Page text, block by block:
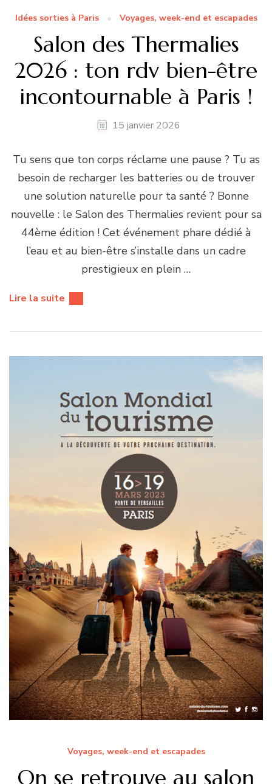
Idées sorties à Paris Voyages, week-end et escapades
Salon des Thermalies
2026 : ton rdv bien-être
incontournable à Paris !
15 janvier 2026
Tu sens que ton corps réclame une pause ? Tu as
besoin de recharger les batteries ou de trouver
une solution naturelle pour ta santé ? Bonne
nouvelle : le Salon des Thermalies revient pour sa
44ème édition ! Cet événement phare dédié à
l’eau et au bien-être s’installe dans un cadre
prestigieux en plein …
Lire la suite
Voyages, week-end et escapades
On se retrouve au salon